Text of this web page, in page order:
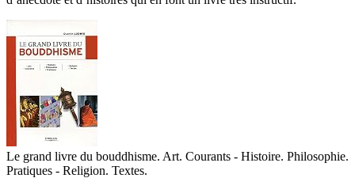
Le grand livre du bouddhisme. Art. Courants - Histoire. Philosophie.
Pratiques - Religion. Textes.